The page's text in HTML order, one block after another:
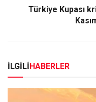
Türkiye Kupası
İLGİLİHABERLER